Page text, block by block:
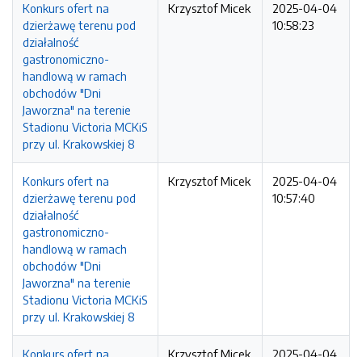
Konkurs ofert na
dzierżawę terenu pod
działalność
gastronomiczno-
handlową w ramach
obchodów "Dni
Jaworzna" na terenie
Stadionu Victoria MCKiS
przy ul. Krakowskiej 8
Krzysztof Micek
2025-04-04
10:58:23
Konkurs ofert na
dzierżawę terenu pod
działalność
gastronomiczno-
handlową w ramach
obchodów "Dni
Jaworzna" na terenie
Stadionu Victoria MCKiS
przy ul. Krakowskiej 8
Krzysztof Micek
2025-04-04
10:57:40
Konkurs ofert na Krzysztof Micek 2025-04-04